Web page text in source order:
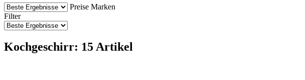
Preise Marken
Filter
Kochgeschirr: 15 Artikel